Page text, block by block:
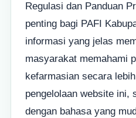
Regulasi dan Panduan
penting bagi PAFI
informasi yang jelas
masyarakat memahami
kefarmasian secara
pengelolaan website ini,
dengan bahasa yang